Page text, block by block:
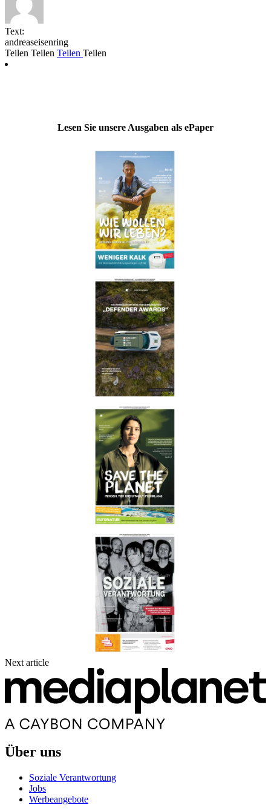
Text:
andreaseisenring
Teilen Teilen Teilen Teilen
Lesen Sie unsere Ausgaben als ePaper
Next article
Über uns
Soziale Verantwortung
Jobs
Werbeangebote